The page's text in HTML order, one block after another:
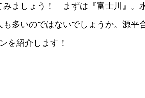
みましょう！ まずは『富士川』。
多いのではないでしょうか。源平
を紹介します！